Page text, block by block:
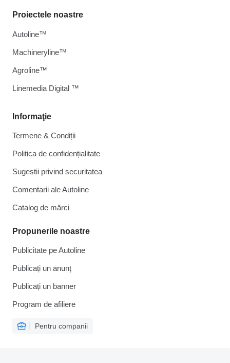
Informaţie
Termene & Condiții
Politica de confidențialitate
Sugestii privind securitatea
Comentarii ale Autoline
Catalog de mărcі
Propunerile noastre
Publicitate pe Autoline
Publicați un anunț
Publicați un banner
Program de afiliere
Pentru companii
Proiectele noastre
Autoline™
Machineryline™
Agroline™
Linemedia Digital ™